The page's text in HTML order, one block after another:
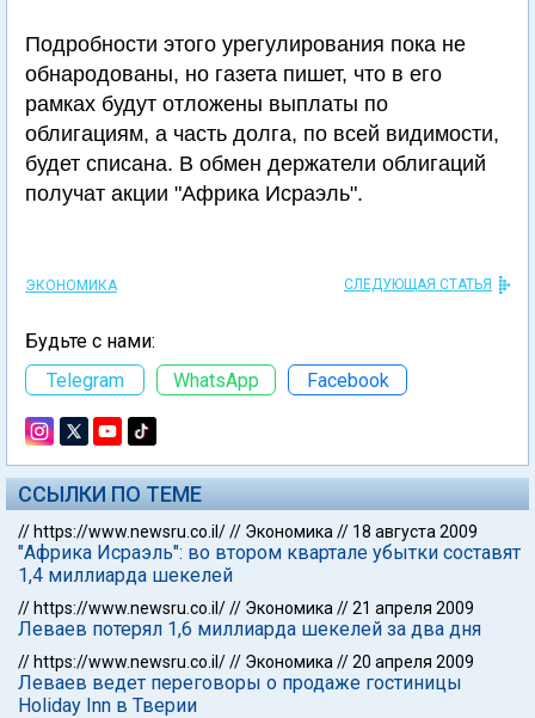
Подробности этого урегулирования пока не
обнародованы, но газета пишет, что в его
рамках будут отложены выплаты по
облигациям, а часть долга, по всей видимости,
будет списана. В обмен держатели облигаций
получат акции "Африка Исраэль".
ЭКОНОМИКА СЛЕДУЮЩАЯ СТАТЬЯ
Будьте с нами:
Telegram
WhatsApp Facebook
ССЫЛКИ ПО ТЕМЕ
// https://www.newsru.co.il/// Экономика // 18 августа 2009
"Африка Исраэль": во втором квартале убытки составят
1,4 миллиарда шекелей
// https://www.newsru.co.il/// Экономика //21 апреля 2009
Леваев потерял 1,6 миллиарда шекелей за два дня
// https://www.newsru.co.il/// Экономика //20 апреля 2009
Леваев ведет переговоры о продаже гостиницы
Holiday Inn в Тверии